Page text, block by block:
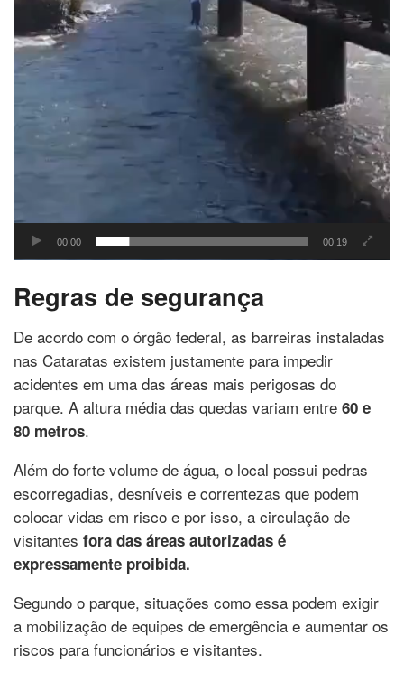
00:00 00:19
Regras de segurança
De acordo com o órgão federal, as barreiras instaladas
nas Cataratas existem justamente para impedir
acidentes em uma das áreas mais perigosas do
parque. A altura média das quedas variam entre 60 e
80 metros.
Além do forte volume de água, o local possui pedras
escorregadias, desníveis e correntezas que podem
colocar vidas em risco e por isso, a circulação de
visitantes fora das áreas autorizadas é
expressamente proibida.
Segundo o parque, situações como essa podem exigir
a mobilização de equipes de emergência e aumentar os
riscos para funcionários e visitantes.